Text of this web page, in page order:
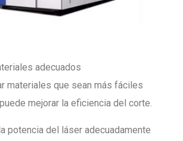
adecuados
materiales que sean más fáciles
mejorar la eficiencia del corte.
potencia del láser adecuadamente